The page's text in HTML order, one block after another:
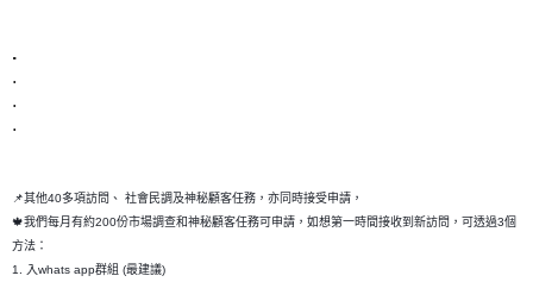
.
.
.
.
📌其他40多項訪問、 社會民調及神秘顧客任務，亦同時接受申請，
🍁我們每月有約200份市場調查和神秘顧客任務可申請，如想第一時間接收到新訪問，可透過3個
方法：
1. 入whats app群組 (最建議)